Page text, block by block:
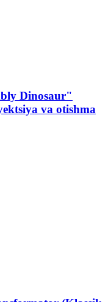
Dinosaur"
va otishma